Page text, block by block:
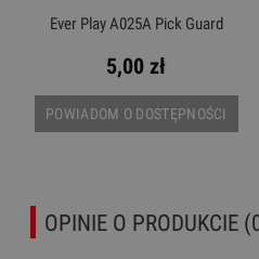
Ever Play A025A Pick Guard
5,00 zł
POWIADOM O DOSTĘPNOŚCI
OPINIE O PRODUKCIE